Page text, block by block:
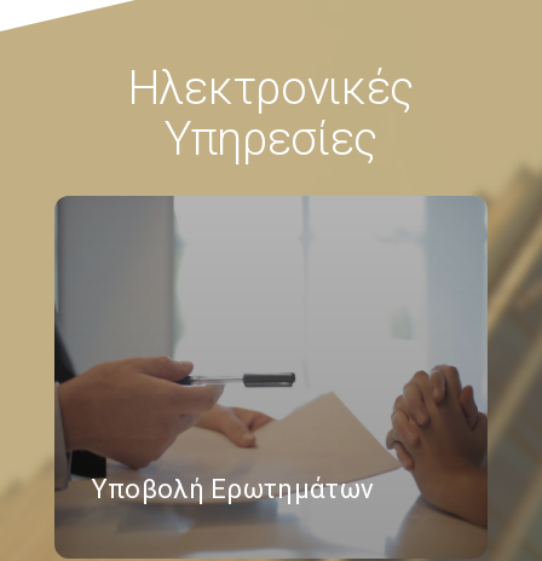
Ηλεκτρονικές
Υπηρεσίες
Υποβολή Ερωτημάτων